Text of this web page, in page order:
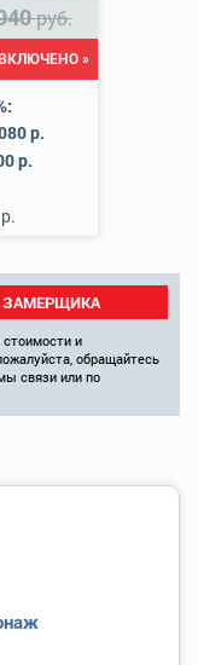
руб.
»
р.
р.
ЗАМЕРЩИКА
и
обращайтесь
связи или по